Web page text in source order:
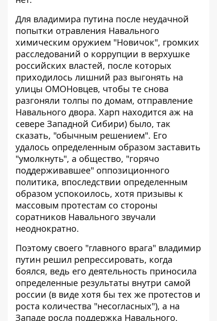
Для владимира путина после неудачной
попытки отравления Навального
химическим оружием "Новичок", громких
расследований о коррупции в верхушке
российских властей, после которых
приходилось лишний раз выгонять на
улицы ОМОНовцев, чтобы те снова
разгоняли толпы по домам, отправление
Навального двора. Харп находится аж на
севере Западной Сибири) было, так
сказать, "обычным решением". Его
удалось определенным образом заставить
"умолкнуть", а общество, "горячо
поддерживавшее" оппозиционного
политика, впоследствии определенным
образом успокоилось, хотя призывы к
массовым протестам со стороны
соратников Навального звучали
неоднократно.
Поэтому своего "главного врага" владимир
путин решил репрессировать, когда
боялся, ведь его деятельность приносила
определенные результаты внутри самой
россии (в виде хотя бы тех же протестов и
роста количества "несогласных"), а на
Западе росла поддержка Навального,